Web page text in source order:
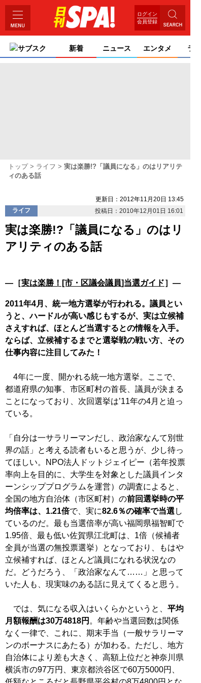
ログイン
会員登録
サブスク 新着 ニュース エンタメ ライ
トップ ライフ
実は楽勝!?「議員になる」のはリアリテ
ィのある話
更新日：2012年11月20日 13:45
ライフ
投稿日：2010年12月01日 16:01
実は楽勝!?「議員になる」のはリ
アリティのある話
―［実は楽勝！[市・区議会議員]当選ガイド］―
2011年4月、統一地方選挙が行われる。議員とい
うと、ハードルが高い感じもするが、実は立候補
さえすれば、ほとんど当選するとの情報を入手。
ならば、立候補するまでと選挙戦の戦い方、その
仕事内容に注目してみた！
4年に一度、開かれる統一地方選挙。ここで、
都道府県の知事、市区町村の首長、議員が決まる
ことになっており、次回選挙は’11年の4月と迫っ
ている。
「自分は一サラリーマンだし、政治家なんて別世
界の話」と考える読者もいると思うが、少し待っ
てほしい。NPO法人ドットジェイピー（若年投票
率向上を目的に、大学生を対象とした議員インタ
ーンシッププログラムを運営）の調査によると、
全国の地方自治体（市区町村）の前回選挙時の平
均倍率は、1.21倍で、実に82.6％の確率で当選 し
ているのだ。最も当選倍率が高い福岡県福智町で
1.95倍、最も低い佐賀県江北町は、1倍（候補者
全員が当選の無投票選挙）となっており、もはや
立候補すれば、ほとんど議員になれる状況なの
だ。どうだろう、「政治家なんて……」と思って
いた人も、現実味のある話に見えてくると思う。
では、気になる収入はいくらかというと、 平均
月額報酬は30万4818円 。年齢や当選回数は関係
なく一律で、これに、期末手当（一般サラリーマ
ンのボーナスにあたる）が加わる。ただし、地方
自治体により差も大きく、高額上位だと神奈川県
横浜市の97万円、東京都渋谷区で60万5000円、